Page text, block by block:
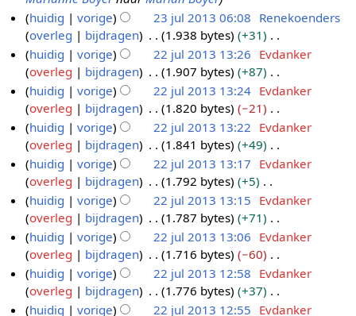
1
e
w
e
r
k
i
n
g
s
s
a
m
e
n
v
a
t
t
0
3
n
b
e
w
e
r
k
i
n
g
s
s
a
m
e
n
v
a
huidig
vorige 23 jul 2013 06:08 Renekoenders
overleg
bijdragen 1.938 bytes
+31
G
e
e
n
b
e
w
e
r
k
i
n
g
s
s
2
u
2
1
huidig vorige 22 jul 2013 13:26 Evdanker
overleg
bijdragen 1.907 bytes
+87
G
e
e
n
b
e
w
e
r
k
i
n
g
huidig vorige 22 jul 2013 13:24 Evdanker
overleg
bijdragen 1.820 bytes
−21
G
e
e
n
b
e
w
e
r
k
i
huidig vorige 22 jul 2013 13:22 Evdanker
overleg
bijdragen 1.841 bytes
+49
G
e
e
n
b
e
w
e
r
huidig vorige 22 jul 2013 13:17 Evdanker
overleg
bijdragen 1.792 bytes
+5
G
e
e
n
b
e
w
huidig vorige 22 jul 2013 13:15 Evdanker
overleg
bijdragen 1.787 bytes
+71
G
e
e
n
b
huidig vorige 22 jul 2013 13:06 Evdanker
overleg
bijdragen 1.716 bytes
−60
G
e
e
huidig vorige 22 jul 2013 12:58 Evdanker
overleg
bijdragen 1.776 bytes
+37
Ghuidig vorige 22 jul 2013 12:55 Evdanker